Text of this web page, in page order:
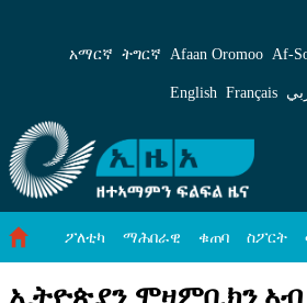
ኢትዮጵያን ሞዛምቢክን ኣብ
አማርኛ ትግርኛ Afaan Oromoo
English Français
ፖለቲካ ማሕበራዊ ቁጠባ ስፖርት